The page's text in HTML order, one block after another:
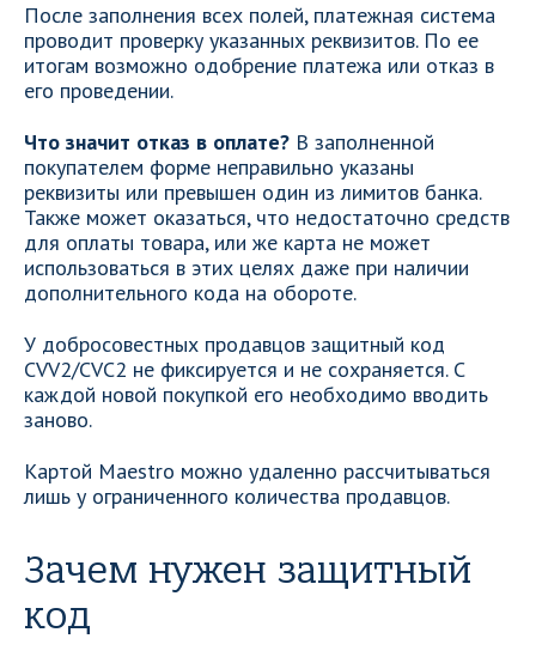
После заполнения всех полей, платежная система
проводит проверку указанных реквизитов. По ее
итогам возможно одобрение платежа или отказ в
его проведении.
Что значит отказ в оплате? В заполненной
покупателем форме неправильно указаны
реквизиты или превышен один из лимитов банка.
Также может оказаться, что недостаточно средств
для оплаты товара, или же карта не может
использоваться в этих целях даже при наличии
дополнительного кода на обороте.
У добросовестных продавцов защитный код
CVV2/CVC2 не фиксируется и не сохраняется. С
каждой новой покупкой его необходимо вводить
заново.
Картой Maestro можно удаленно рассчитываться
лишь у ограниченного количества продавцов.
Зачем нужен защитный
код